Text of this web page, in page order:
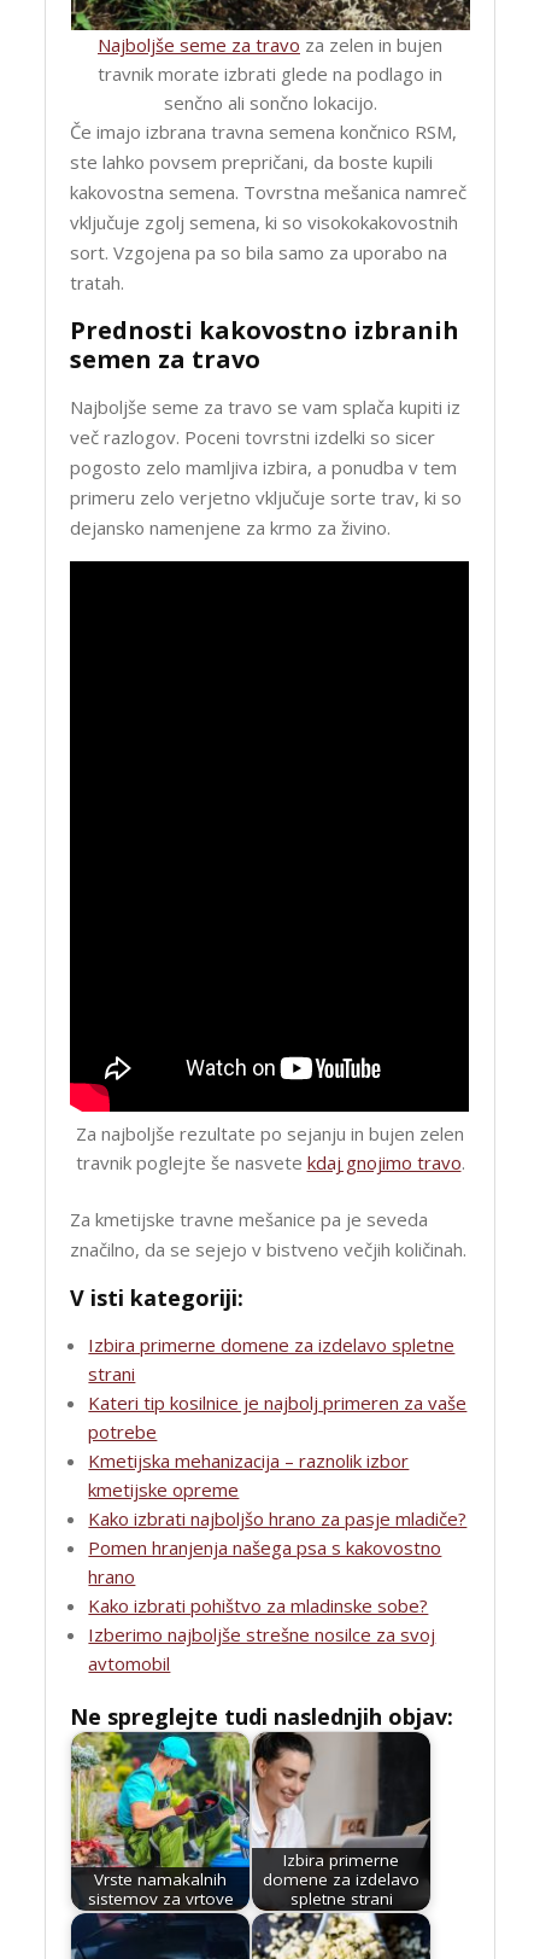
Najboljše seme za travo za zelen in bujen
travnik morate izbrati glede na podlago in
senčno ali sončno lokacijo.
Če imajo izbrana travna semena končnico RSM,
ste lahko povsem prepričani, da boste kupili
kakovostna semena. Tovrstna mešanica namreč
vključuje zgolj semena, ki so visokokakovostnih
sort. Vzgojena pa so bila samo za uporabo na
tratah.
Prednosti kakovostno izbranih
semen za travo
Najboljše seme za travo se vam splača kupiti iz
več razlogov. Poceni tovrstni izdelki so sicer
pogosto zelo mamljiva izbira, a ponudba v tem
primeru zelo verjetno vključuje sorte trav, ki so
dejansko namenjene za krmo za živino.
Za najboljše rezultate po sejanju in bujen zelen
travnik poglejte še nasvete kdaj gnojimo travo.
Za kmetijske travne mešanice pa je seveda
značilno, da se sejejo v bistveno večjih količinah.
V isti kategoriji:
Izbira primerne domene za izdelavo spletne
strani
Kateri tip kosilnice je najbolj primeren za vaše
potrebe
Kmetijska mehanizacija – raznolik izbor
kmetijske opreme
Kako izbrati najboljšo hrano za pasje mladiče?
Pomen hranjenja našega psa s kakovostno
hrano
Kako izbrati pohištvo za mladinske sobe?
Izberimo najboljše strešne nosilce za svoj
avtomobil
Ne spreglejte tudi naslednjih objav:
Vrste namakalnih
sistemov za vrtove
Izbira primerne
domene za izdelavo
spletne strani